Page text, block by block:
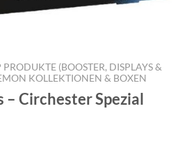
(BOOSTER, DISPLAYS &
KOLLEKTIONEN & BOXEN
– Circhester Spezial